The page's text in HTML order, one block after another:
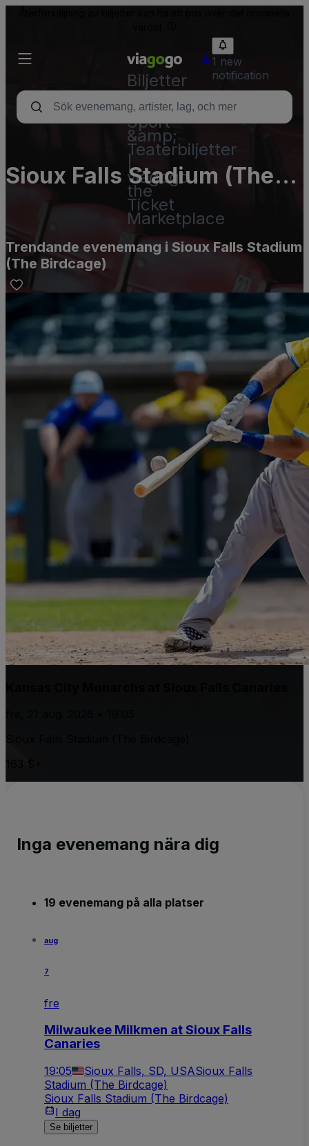
Biljetter
-
Konsert-,
Sport-
&amp;
Teaterbiljetter
|
viagogo
the
Ticket
Marketplace
1 new
notification
Sioux Falls Stadium (The
Trendande evenemang i Sioux Falls Stadium
(The Birdcage)
fre, 21 aug. 2026 • 19:05
Inga evenemang nära dig
19 evenemang på alla platser
aug
7
fre
Milwaukee Milkmen at Sioux Falls
Canaries
19:05 Sioux Falls, SD, USASioux Falls
Stadium (The Birdcage)
Sioux Falls Stadium (The Birdcage)
I dag
Se biljetter